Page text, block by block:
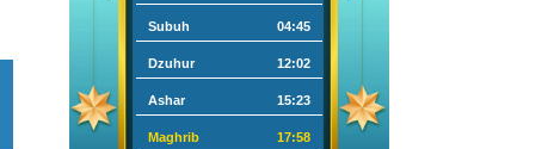
Subuh 04:45
Dzuhur 12:02
Ashar 15:23
Maghrib 17:58